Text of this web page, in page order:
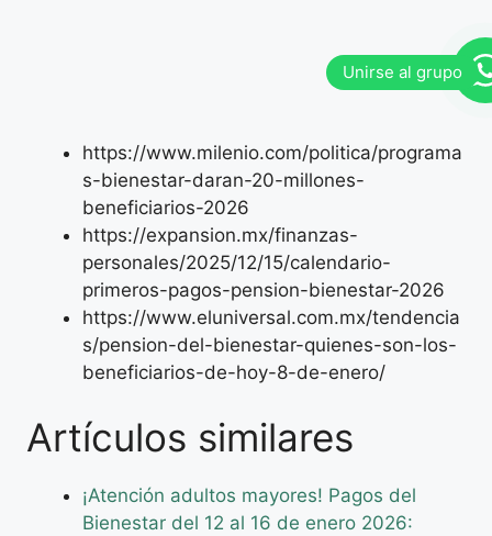
https://www.milenio.com/politica/programa
s-bienestar-daran-20-millones-
beneficiarios-2026
https://expansion.mx/finanzas-
personales/2025/12/15/calendario-
primeros-pagos-pension-bienestar-2026
https://www.eluniversal.com.mx/tendencia
s/pension-del-bienestar-quienes-son-los-
beneficiarios-de-hoy-8-de-enero/
Artículos similares
¡Atención adultos mayores! Pagos del
Bienestar del 12 al 16 de enero 2026: